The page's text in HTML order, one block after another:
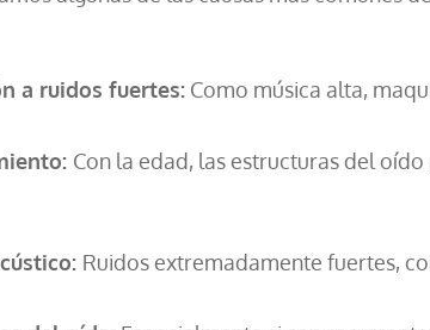
a ruidos fuertes:Como música alta,
Con la edad, las estructuras del
Ruidos extremadamente fuertes,